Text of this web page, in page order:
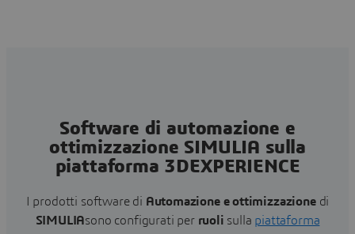
Software di automazione e
ottimizzazione SIMULIA sulla
piattaforma 3DEXPERIENCE
I prodotti software di Automazione e ottimizzazionedi
SIMULIAsono configurati per ruoli sulla piattaforma